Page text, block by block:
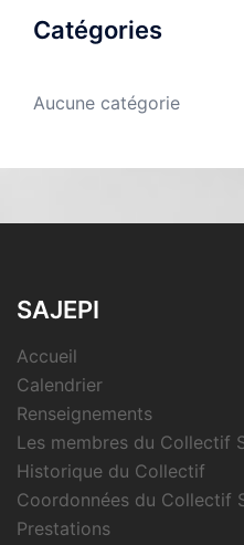
Catégories
Aucune catégorie
SAJEPI
Accueil
Calendrier
Renseignements
Les membres du Collectif
Historique du Collectif
Coordonnées du Collectif
Prestations